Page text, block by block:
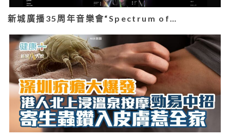
新城廣播35周年音樂會“Spectrum of…